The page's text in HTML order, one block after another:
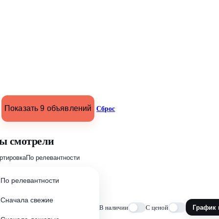
Показать 9 объявлений Сброс
смотрели
По релевантности
По релевантности
Сначала свежие
В наличии С ценой График